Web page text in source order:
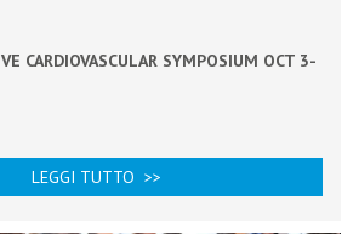
CARDIOVASCULAR SYMPOSIUM OCT 3-
LEGGI TUTTO >>